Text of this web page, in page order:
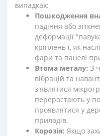
випадках:
Пошкодження
падіння або
деформації
кріплень і, як
фари та панелі
Втома металу: З
вібрацій та
з'являтися
переростають у
проявлятися у
приладів.
Корозія: Якщо